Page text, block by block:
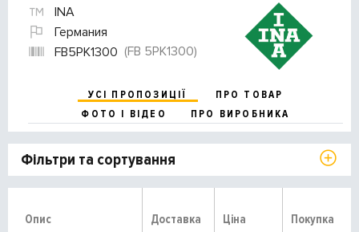
INA
Германия
FB5PK1300 (FB 5PK1300)
УСІ ПРОПОЗИЦІЇ
ПРО ТОВАР
ФОТО І ВІДЕО
ПРО ВИРОБНИКА
Фільтри та сортування
Опис Доставка Ціна Покупка